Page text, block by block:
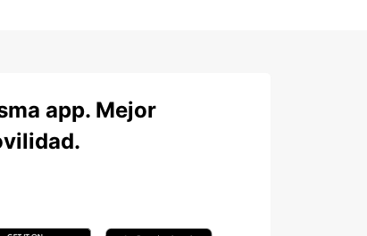
app. Mejor